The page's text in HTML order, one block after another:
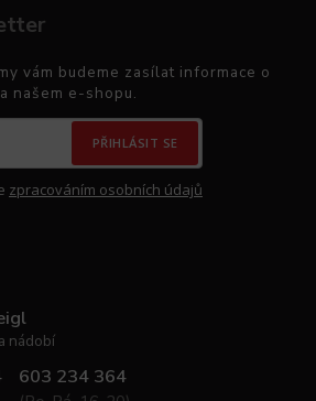
vám budeme zasílat informace o
našem e-shopu.
PŘIHLÁSIT SE
zpracováním osobních údajů
nádobí
603 234 364